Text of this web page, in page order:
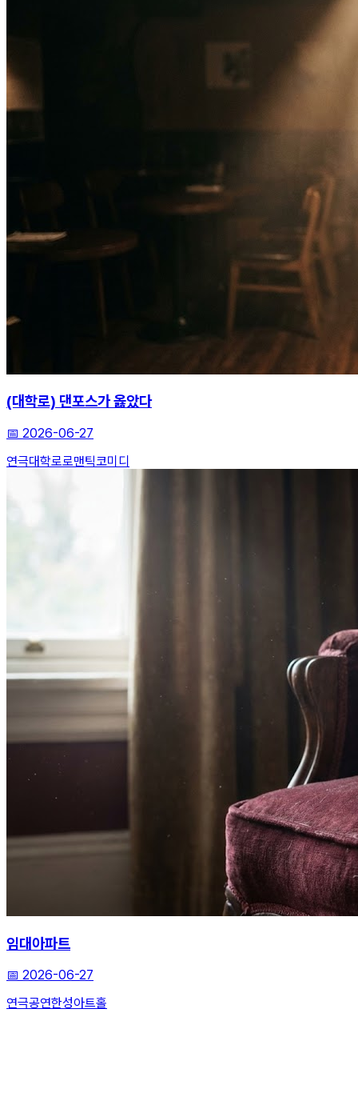
(대학로) 댄포스가 옳았다
📅 2026-06-27
연극대학로로맨틱코미디
임대아파트
📅 2026-06-27
연극공연한성아트홀